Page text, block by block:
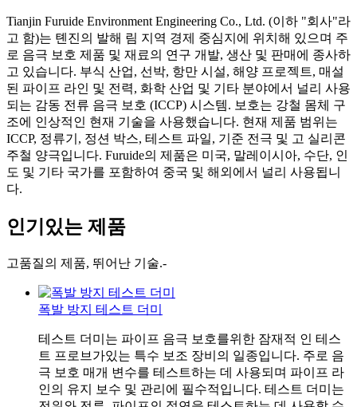
Tianjin Furuide Environment Engineering Co., Ltd. (이하 "회사"라
고 함)는 톈진의 발해 림 지역 경제 중심지에 위치해 있으며 주
로 음극 보호 제품 및 재료의 연구 개발, 생산 및 판매에 종사하
고 있습니다. 부식 산업, 선박, 항만 시설, 해양 프로젝트, 매설
된 파이프 라인 및 전력, 화학 산업 및 기타 분야에서 널리 사용
되는 감동 전류 음극 보호 (ICCP) 시스템. 보호는 강철 몸체 구
조에 인상적인 현재 기술을 사용했습니다. 현재 제품 범위는
ICCP, 정류기, 정션 박스, 테스트 파일, 기준 전극 및 고 실리콘
주철 양극입니다. Furuide의 제품은 미국, 말레이시아, 수단, 인
도 및 기타 국가를 포함하여 중국 및 해외에서 널리 사용됩니
다.
인기있는 제품
고품질의 제품, 뛰어난 기술.-
폭발 방지 테스트 더미
테스트 더미는 파이프 음극 보호를위한 잠재적 인 테스
트 프로브가있는 특수 보조 장비의 일종입니다. 주로 음
극 보호 매개 변수를 테스트하는 데 사용되며 파이프 라
인의 유지 보수 및 관리에 필수적입니다. 테스트 더미는